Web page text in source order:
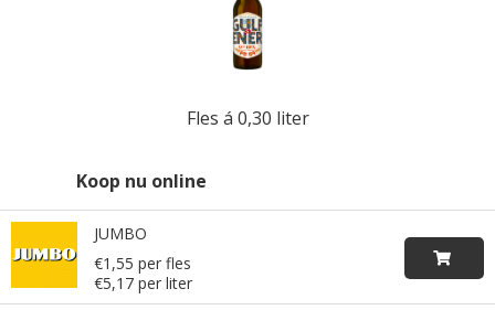
Fles á 0,30 liter
Koop nu online
JUMBO
€1,55 per fles
€5,17 per liter